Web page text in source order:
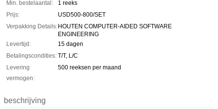
Min. bestelaantal:
1 reeks
Prijs:
USD500-800/SET
Verpakking Details:HOUTEN COMPUTER-AIDED SOFTWARE
ENGINEERING
Levertijd:
15 dagen
Betalingscondities: T/T, L/C
Levering
vermogen:
500 reeksen per maand
beschrijving